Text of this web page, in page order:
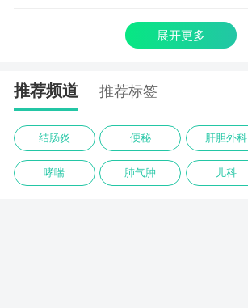
展开更多
推荐频道 推荐标签
结肠炎 便秘 肝胆外科
哮喘 肺气肿 儿科